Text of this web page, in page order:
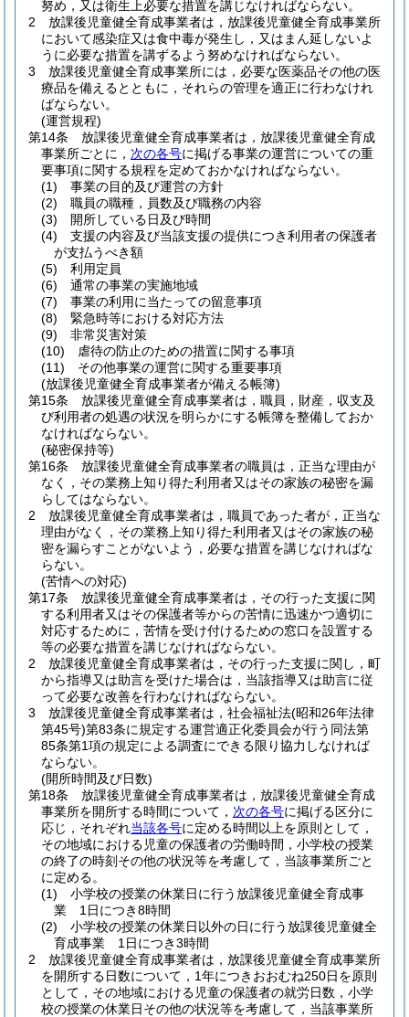
努め，又は衛生上必要な措置を講じなければならない。
2
放課後児童健全育成事業者は，放課後児童健全育成事業所
において感染症又は食中毒が発生し，又はまん延しないよ
うに必要な措置を講ずるよう努めなければならない。
3
放課後児童健全育成事業所には，必要な医薬品その他の医
療品を備えるとともに，それらの管理を適正に行わなけれ
ばならない。
(運営規程)
第14条
放課後児童健全育成事業者は，放課後児童健全育成
事業所ごとに， 次の各号に掲げる事業の運営についての重
要事項に関する規程を定めておかなければならない。
(1)
事業の目的及び運営の方針
(2)
職員の職種，員数及び職務の内容
(3)
開所している日及び時間
(4)
支援の内容及び当該支援の提供につき利用者の保護者
が支払うべき額
(5)
利用定員
(6)
通常の事業の実施地域
(7)
事業の利用に当たっての留意事項
(8)
緊急時等における対応方法
(9)
非常災害対策
(10)
虐待の防止のための措置に関する事項
(11)
その他事業の運営に関する重要事項
(放課後児童健全育成事業者が備える帳簿)
第15条
放課後児童健全育成事業者は，職員，財産，収支及
び利用者の処遇の状況を明らかにする帳簿を整備しておか
なければならない。
(秘密保持等)
第16条
放課後児童健全育成事業者の職員は，正当な理由が
なく，その業務上知り得た利用者又はその家族の秘密を漏
らしてはならない。
2
放課後児童健全育成事業者は，職員であった者が，正当な
理由がなく，その業務上知り得た利用者又はその家族の秘
密を漏らすことがないよう，必要な措置を講じなければな
らない。
(苦情への対応)
第17条
放課後児童健全育成事業者は，その行った支援に関
する利用者又はその保護者等からの苦情に迅速かつ適切に
対応するために，苦情を受け付けるための窓口を設置する
等の必要な措置を講じなければならない。
2
放課後児童健全育成事業者は，その行った支援に関し，町
から指導又は助言を受けた場合は，当該指導又は助言に従
って必要な改善を行わなければならない。
3
放課後児童健全育成事業者は，社会福祉法(昭和26年法律
第45号)第83条に規定する運営適正化委員会が行う同法第
85条第1項の規定による調査にできる限り協力しなければ
ならない。
(開所時間及び日数)
第18条
放課後児童健全育成事業者は，放課後児童健全育成
事業所を開所する時間について， 次の各号に掲げる区分に
応じ，それぞれ当該各号に定める時間以上を原則として，
その地域における児童の保護者の労働時間，小学校の授業
の終了の時刻その他の状況等を考慮して，当該事業所ごと
に定める。
(1)
小学校の授業の休業日に行う放課後児童健全育成事
業 1日につき8時間
(2)
小学校の授業の休業日以外の日に行う放課後児童健全
育成事業 1日につき3時間
2
放課後児童健全育成事業者は，放課後児童健全育成事業所
を開所する日数について，1年につきおおむね250日を原則
として，その地域における児童の保護者の就労日数，小学
校の授業の休業日その他の状況等を考慮して，当該事業所